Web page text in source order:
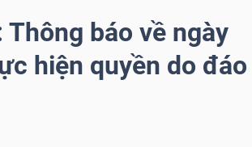
báo về ngày
hiện quyền do đáo